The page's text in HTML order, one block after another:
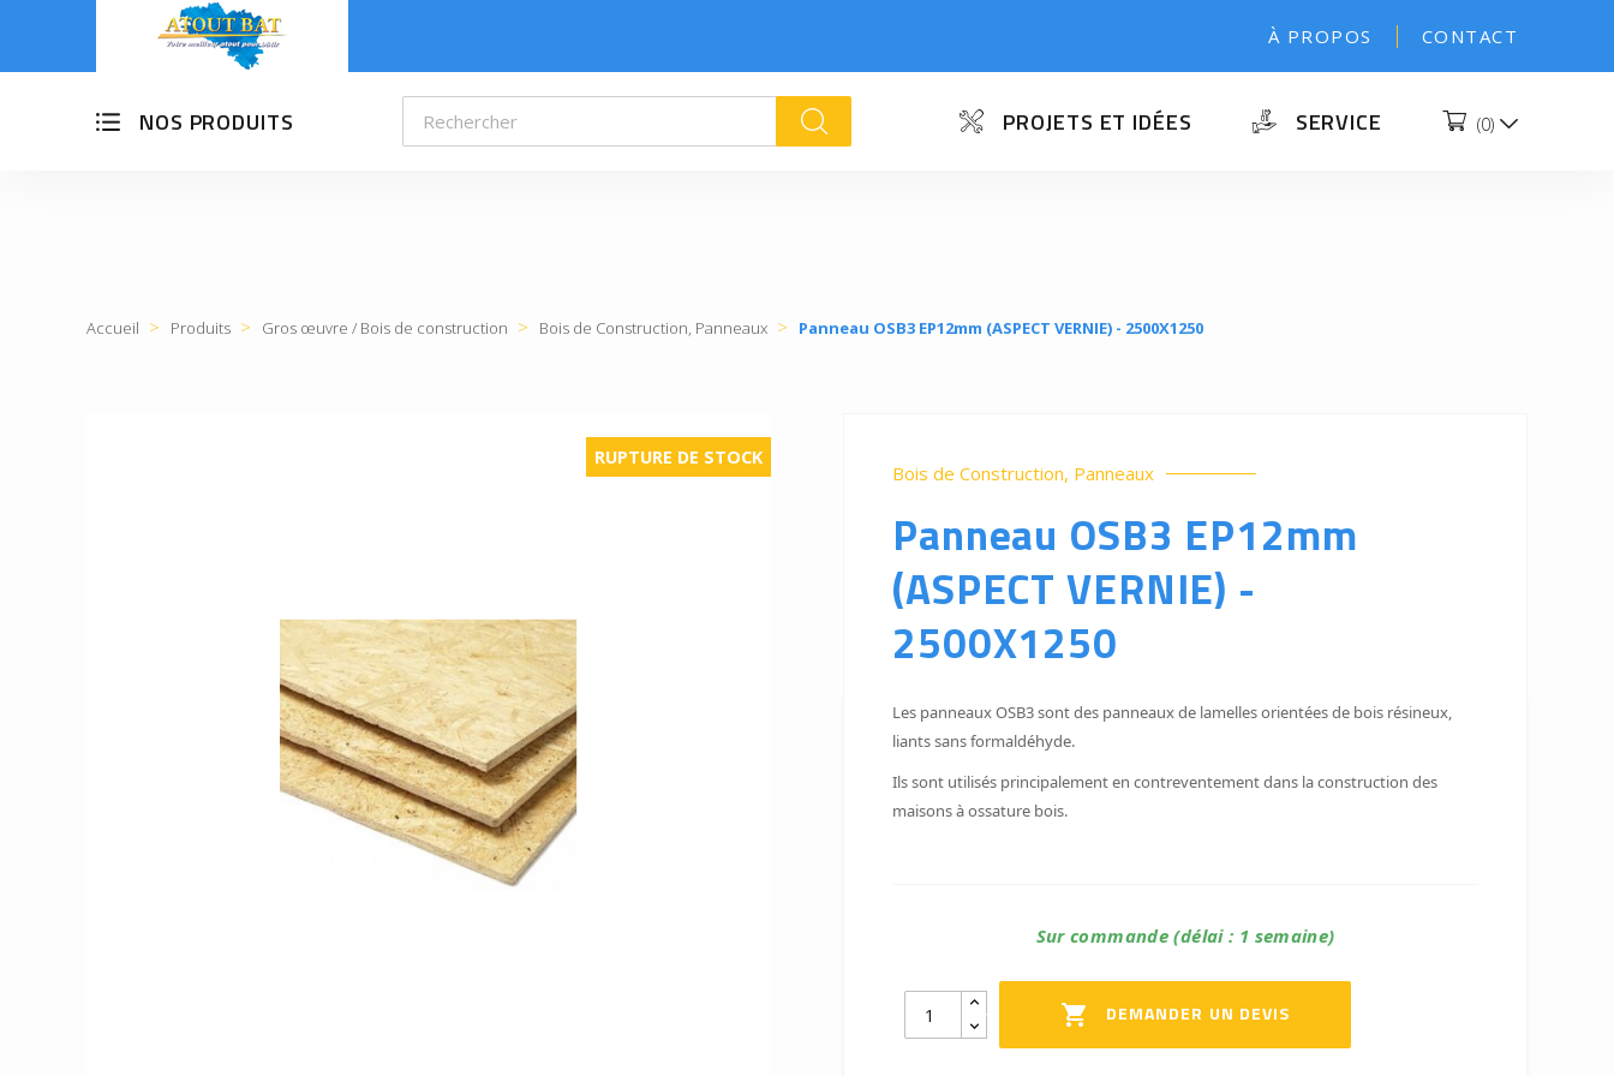
À PROPOS CONTACT
NOS PRODUITS k PROJETS ET IDÉES SERVICE (0)
Accueil Produits Gros œuvre / Bois de construction Bois de Construction, Panneaux Panneau OSB3 EP12mm (ASPECT VERNIE) - 2500X1250
RUPTURE DE STOCK
Bois de Construction, Panneaux
Panneau OSB3 EP12mm
(ASPECT VERNIE) -
2500X1250
Les panneaux OSB3 sont des panneaux de lamelles orientées de bois résineux,
liants sans formaldéhyde.
Ils sont utilisés principalement en contreventement dans la construction des
maisons à ossature bois.
Sur commande (délai : 1 semaine)
 DEMANDER UN DEVIS